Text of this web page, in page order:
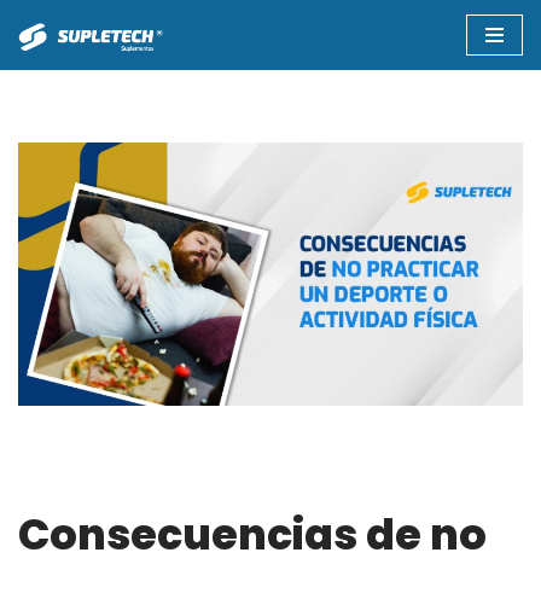
Saltar
Consecuencias de no